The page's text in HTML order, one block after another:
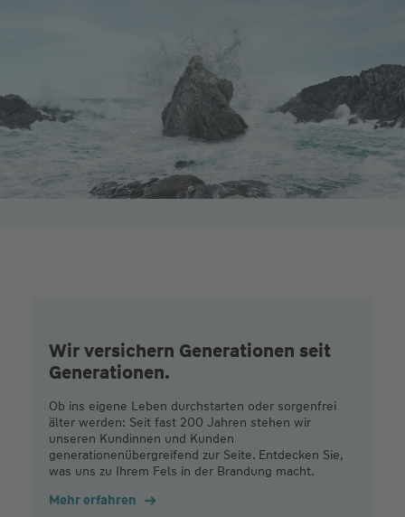
Wir versichern Generationen seit
Generationen.
Ob ins eigene Leben durchstarten oder sorgenfrei
älter werden: Seit fast 200 Jahren stehen wir
unseren Kundinnen und Kunden
generationenübergreifend zur Seite. Entdecken Sie,
was uns zu Ihrem Fels in der Brandung macht.
Mehr erfahren